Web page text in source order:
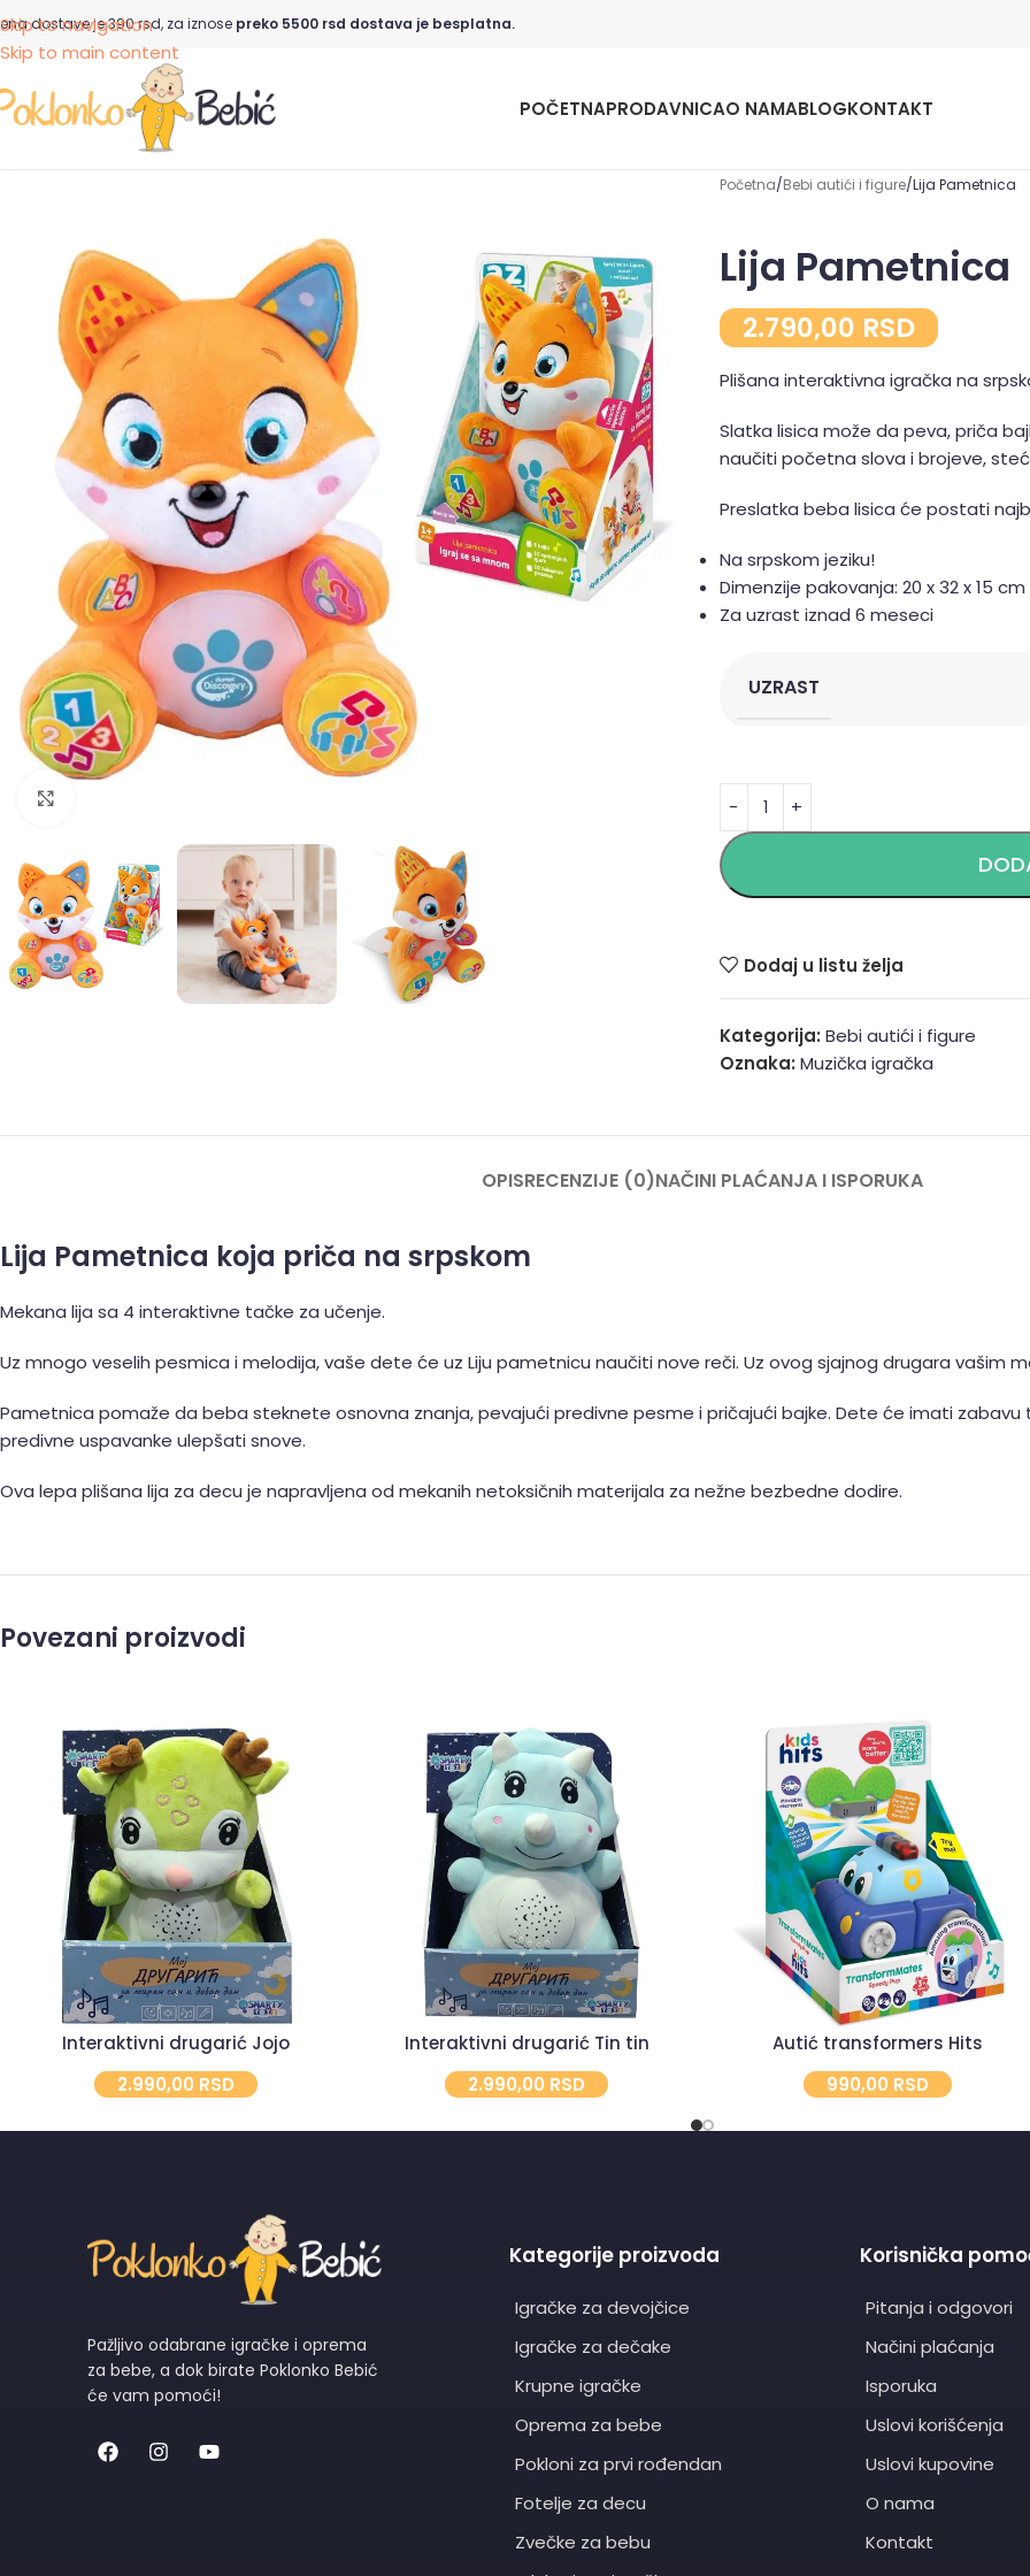
Skip to navigation
Skip to main content
dostave je 390 rsd, za iznose preko 5500 rsd dostava je besplatna.
POČETNAPRODAVNICAO NAMABLOGKONTAKT
Početna Bebi autići i figure Lija Pametnica
Lija Pametnica
2.790,00 RSD
Plišana interaktivna igračka na
Slatka lisica može da peva, priča
naučiti početna slova i brojeve,
Preslatka beba lisica će postati
Na srpskom jeziku!
Dimenzije pakovanja: 20 x 32 x 15 cm
Za uzrast iznad 6 meseci
UZRAST
Alternative:
Dodaj u listu želja
Kategorija: Bebi autići i figure
Oznaka: Muzička igračka
OPISRECENZIJE (0)NAČINI PLAĆANJA I ISPORUKA
Lija Pametnica koja priča na srpskom
Mekana lija sa 4 interaktivne tačke za učenje.
Uz mnogo veselih pesmica i melodija, vaše dete će uz Liju pametnicu naučiti nove reči. Uz ovog sjajnog drugara vašim
Pametnica pomaže da beba steknete osnovna znanja, pevajući predivne pesme i pričajući bajke. Dete će imati
predivne uspavanke ulepšati snove.
Ova lepa plišana lija za decu je napravljena od mekanih netoksičnih materijala za nežne bezbedne dodire.
Povezani proizvodi
Interaktivni drugarić Jojo
2.990,00 RSD
Interaktivni drugarić Tin tin
2.990,00 RSD
Autić transformers Hits
990,00 RSD
Pažljivo odabrane igračke i oprema
za bebe, a dok birate Poklonko Bebić
će vam pomoći!
Kategorije proizvoda
Igračke za devojčice
Igračke za dečake
Krupne igračke
Oprema za bebe
Pokloni za prvi rođendan
Fotelje za decu
Zvečke za bebu
Korisnička
Pitanja i odgovori
Načini plaćanja
Isporuka
Uslovi korišćenja
Uslovi kupovine
O nama
Kontakt